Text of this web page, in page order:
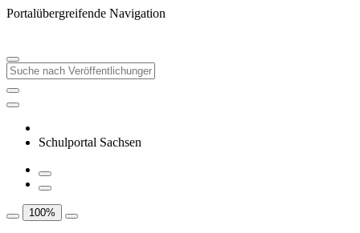
Portalübergreifende Navigation
Schulportal Sachsen
100%